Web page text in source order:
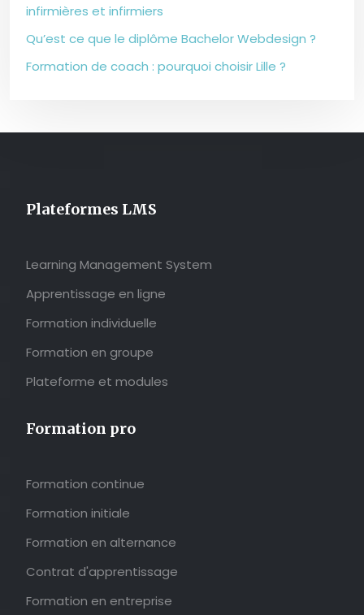
infirmières et infirmiers
Qu’est ce que le diplôme Bachelor Webdesign ?
Formation de coach : pourquoi choisir Lille ?
Plateformes LMS
Learning Management System
Apprentissage en ligne
Formation individuelle
Formation en groupe
Plateforme et modules
Formation pro
Formation continue
Formation initiale
Formation en alternance
Contrat d'apprentissage
Formation en entreprise